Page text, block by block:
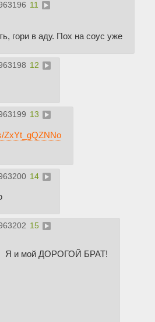
11
гори в аду. Пох на соус уже
12
13
ZxYt_gQZNNo
14
15
Я и мой ДОРОГОЙ БРАТ!